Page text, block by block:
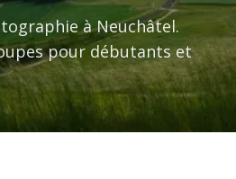
à Neuchâtel.
pour débutants et